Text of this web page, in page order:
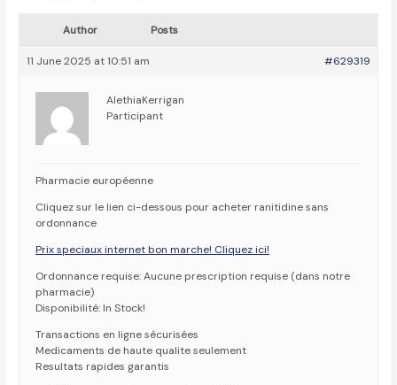
Author Posts
11 June 2025 at 10:51 am #629319
AlethiaKerrigan
Participant
Pharmacie européenne
Cliquez sur le lien ci-dessous pour acheter ranitidine sans
ordonnance
Prix speciaux internet bon marche! Cliquez ici!
Ordonnance requise: Aucune prescription requise (dans notre
pharmacie)
Disponibilité: In Stock!
Transactions en ligne sécurisées
Medicaments de haute qualite seulement
Resultats rapides garantis